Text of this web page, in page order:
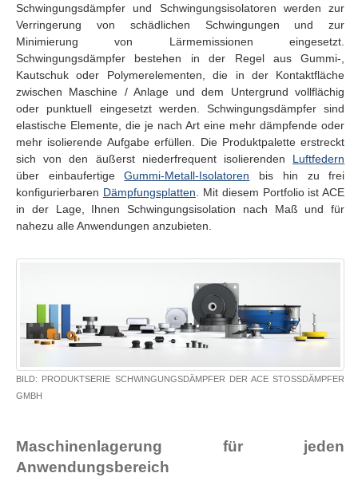
Schwingungsdämpfer und Schwingungsisolatoren werden zur
Verringerung von schädlichen Schwingungen und zur
Minimierung von Lärmemissionen eingesetzt.
Schwingungsdämpfer bestehen in der Regel aus Gummi-,
Kautschuk oder Polymerelementen, die in der Kontaktfläche
zwischen Maschine / Anlage und dem Untergrund vollflächig
oder punktuell eingesetzt werden. Schwingungsdämpfer sind
elastische Elemente, die je nach Art eine mehr dämpfende oder
mehr isolierende Aufgabe erfüllen. Die Produktpalette erstreckt
sich von den äußerst niederfrequent isolierenden Luftfedern
über einbaufertigeGummi-Metall-Isolatoren
bis hin zu frei
konfigurierbaren Dämpfungsplatten . Mit diesem Portfolio ist ACE
in der Lage, Ihnen Schwingungsisolation nach Maß und für
nahezu alle Anwendungen anzubieten.
BILD: PRODUKTSERIE SCHWINGUNGSDÄMPFER DER ACE STOSSDÄMPFER G
MBH
Maschinenlagerung für jeden
Anwendungsbereich